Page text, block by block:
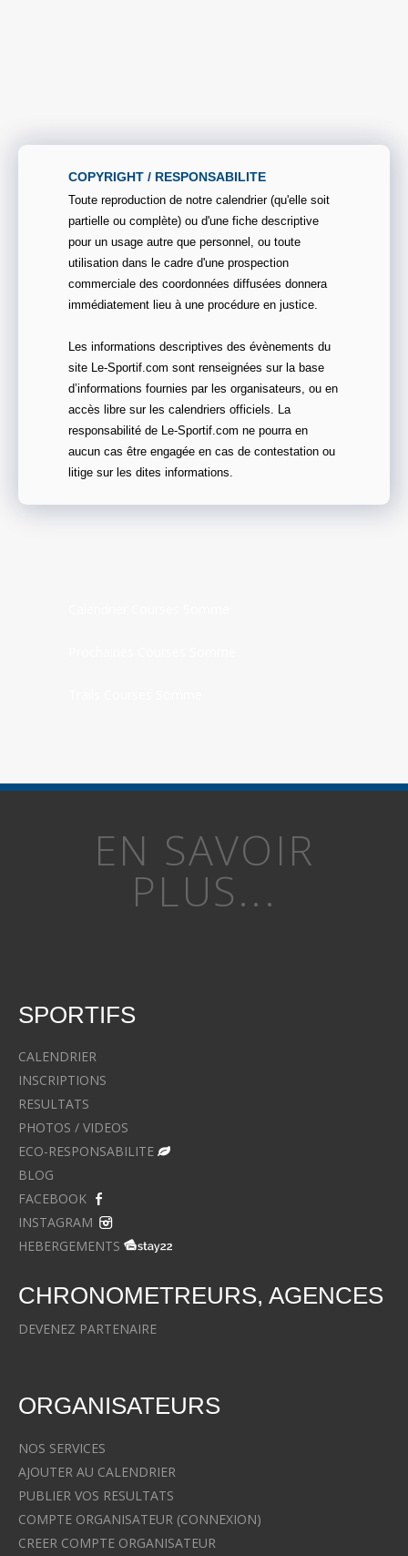
COPYRIGHT / RESPONSABILITE
Toute reproduction de notre calendrier (qu'elle soit
partielle ou complète) ou d'une fiche descriptive
pour un usage autre que personnel, ou toute
utilisation dans le cadre d'une prospection
commerciale des coordonnées diffusées donnera
immédiatement lieu à une procédure en justice.
Les informations descriptives des évènements du
site Le-Sportif.com sont renseignées sur la base
d’informations fournies par les organisateurs, ou en
accès libre sur les calendriers officiels. La
responsabilité de Le-Sportif.com ne pourra en
aucun cas être engagée en cas de contestation ou
litige sur les dites informations.
EN SAVOIR
PLUS...
SPORTIFS
CALENDRIER
INSCRIPTIONS
RESULTATS
PHOTOS / VIDEOS
ECO-RESPONSABILITE
BLOG
FACEBOOK
INSTAGRAM
HEBERGEMENTS
CHRONOMETREURS, AGENCES
DEVENEZ PARTENAIRE
ORGANISATEURS
NOS SERVICES
AJOUTER AU CALENDRIER
PUBLIER VOS RESULTATS
COMPTE ORGANISATEUR (CONNEXION)
CREER COMPTE ORGANISATEUR